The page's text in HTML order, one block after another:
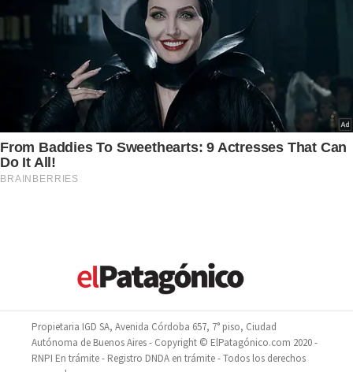
Propietaria IGD SA, Avenida Córdoba 657, 7° piso, Ciudad
Autónoma de Buenos Aires - Copyright © ElPatagónico.com 2020 -
RNPI En trámite - Registro DNDA en trámite - Todos los derechos